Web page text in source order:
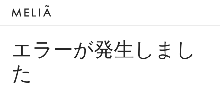
エラーが発生しまし
た